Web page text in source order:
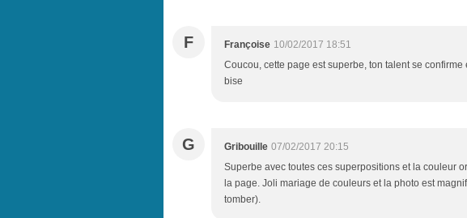
F Françoise 10/02/2017 18:51
Coucou, cette page est superbe, ton talent se
bise
G Gribouille 07/02/2017 20:15
Superbe avec toutes ces superpositions et la couleur
la page. Joli mariage de couleurs et la photo est
tomber).